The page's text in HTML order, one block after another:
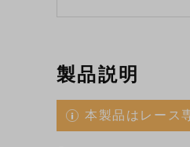
製品説明
本製品はレース